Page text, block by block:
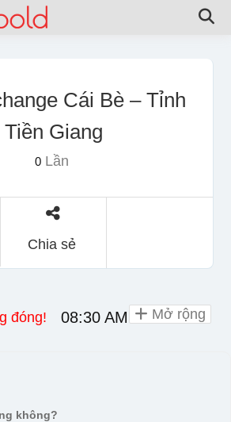
Cái Bè – Tỉnh
Tiền Giang
0Lần
Chia sẻ
đóng! 08:30 AM - 09:30 PM
không?
Mở rộng